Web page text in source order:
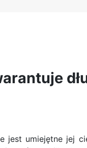
umiejętne jej